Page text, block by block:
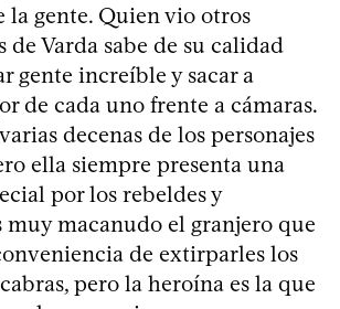
la gente. Quien vio otros
de Varda sabe de su calidad
gente increíble y sacar a
de cada uno frente a cámaras.
decenas de los personajes
ella siempre presenta una
por los rebeldes y
muy macanudo el granjero que
de extirparles los
pero la heroína es la que